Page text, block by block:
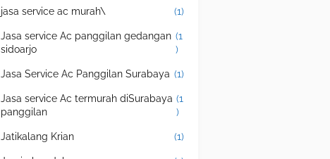
jasa service ac murah\ (1)
Jasa service Ac panggilan gedangan
sidoarjo
(1
)
Jasa Service Ac Panggilan Surabaya (1)
Jasa service Ac termurah diSurabaya
panggilan
(1
)
Jatikalang Krian (1)